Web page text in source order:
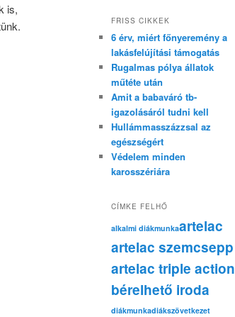
is,
FRISS CIKKEK
6 érv, miért főnyeremény a
lakásfelújítási támogatás
Rugalmas pólya állatok
műtéte után
Amit a babaváró tb-
igazolásáról tudni kell
Hullámmasszázzsal az
egészségért
Védelem minden
karosszériára
CÍMKE FELHŐ
alkalmi diákmunkaartelac
artelac szemcsepp
artelac triple action
bérelhető iroda
diákmunkadiákszövetkezet